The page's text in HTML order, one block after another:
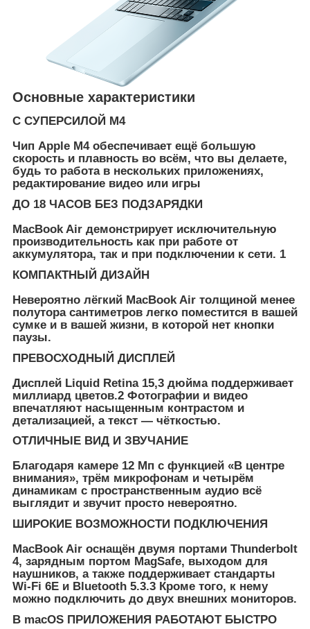
Основные характеристики
С СУПЕРСИЛОЙ M4
Чип Apple M4 обеспечивает ещё большую
скорость и плавность во всём, что вы делаете,
будь то работа в нескольких приложениях,
редактирование видео или игры
ДО 18 ЧАСОВ БЕЗ ПОДЗАРЯДКИ
MacBook Air демонстрирует исключительную
производительность как при работе от
аккумулятора, так и при подключении к сети. 1
КОМПАКТНЫЙ ДИЗАЙН
Невероятно лёгкий MacBook Air толщиной менее
полутора сантиметров легко поместится в вашей
сумке и в вашей жизни, в которой нет кнопки
паузы.
ПРЕВОСХОДНЫЙ ДИСПЛЕЙ
Дисплей Liquid Retina 15,3 дюйма поддерживает
миллиард цветов.2 Фотографии и видео
впечатляют насыщенным контрастом и
детализацией, а текст — чёткостью.
ОТЛИЧНЫЕ ВИД И ЗВУЧАНИЕ
Благодаря камере 12 Мп с функцией «В центре
внимания», трём микрофонам и четырём
динамикам с пространственным аудио всё
выглядит и звучит просто невероятно.
ШИРОКИЕ ВОЗМОЖНОСТИ ПОДКЛЮЧЕНИЯ
MacBook Air оснащён двумя портами Thunderbolt
4, зарядным портом MagSafe, выходом для
наушников, а также поддерживает стандарты
Wi‑Fi 6E и Bluetooth 5.3.3 Кроме того, к нему
можно подключить до двух внешних мониторов.
В macOS ПРИЛОЖЕНИЯ РАБОТАЮТ БЫСТРО